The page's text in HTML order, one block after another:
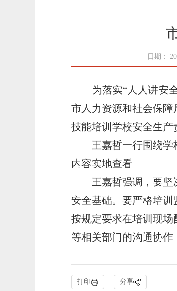
日期：
为落实“人人讲安全
市人力资源和社会保
技能培训学校安全生产
王嘉哲一行围绕学校
内容实地查看
王嘉哲强调，要坚决
安全基础。要严格培训
按规定要求在培训现
等相关部门的沟通协作
打印 分享